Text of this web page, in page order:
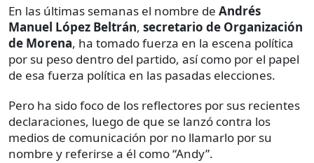
En las últimas semanas el nombre de Andrés
Manuel López Beltrán, secretario de Organización
de Morena, ha tomado fuerza en la escena política
por su peso dentro del partido, así como por el papel
de esa fuerza política en las pasadas elecciones.
Pero ha sido foco de los reflectores por sus recientes
declaraciones, luego de que se lanzó contra los
medios de comunicación por no llamarlo por su
nombre y referirse a él como “Andy”.